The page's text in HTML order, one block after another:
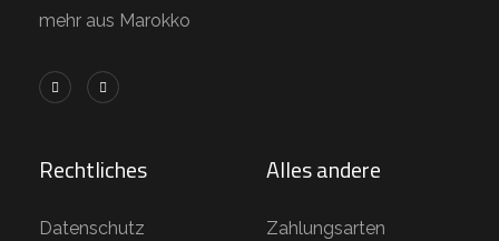
mehr aus Marokko
Rechtliches
Datenschutz
Alles andere
Zahlungsarten